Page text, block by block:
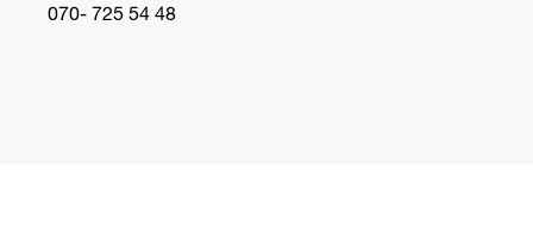
070- 725 54 48